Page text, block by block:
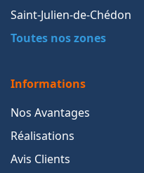
Saint-Julien-de-Chédon
Toutes nos zones
Informations
Nos Avantages
Réalisations
Avis Clients